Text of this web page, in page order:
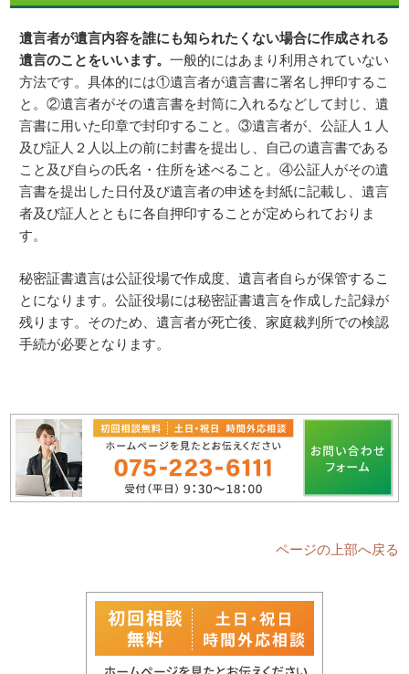
遺言者が遺言内容を誰にも知られたくない場合に作成される
遺言のことをいいます。一般的にはあまり利用されていない
方法です。具体的には①遺言者が遺言書に署名し押印するこ
と。②遺言者がその遺言書を封筒に入れるなどして封じ、遺
言書に用いた印章で封印すること。③遺言者が、公証人１人
及び証人２人以上の前に封書を提出し、自己の遺言書である
こと及び自らの氏名・住所を述べること。④公証人がその遺
言書を提出した日付及び遺言者の申述を封紙に記載し、遺言
者及び証人とともに各自押印することが定められておりま
す。
秘密証書遺言は公証役場で作成度、遺言者自らが保管するこ
とになります。公証役場には秘密証書遺言を作成した記録が
残ります。そのため、遺言者が死亡後、家庭裁判所での検認
手続が必要となります。
ページの上部へ戻る